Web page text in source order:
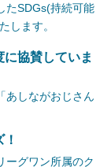
たSDGs(持続可能
します。
協賛していま
あしながおじさん
ーグワン所属のク